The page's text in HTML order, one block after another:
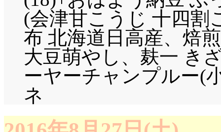
(会津甘こうじ 十四割
布 北海道日高産、焙
大豆萌やし、麸一 き
ーヤーチャンプルー(
ネ